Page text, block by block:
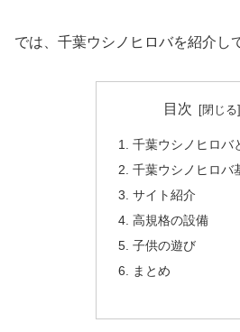
では、千葉ウシノヒロバを紹介し
目次
千葉ウシノヒロバ
千葉ウシノヒロバ
サイト紹介
高規格の設備
子供の遊び
まとめ